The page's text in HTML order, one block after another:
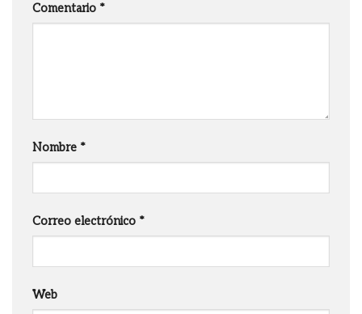
Comentario *
Nombre *
Correo electrónico *
Web